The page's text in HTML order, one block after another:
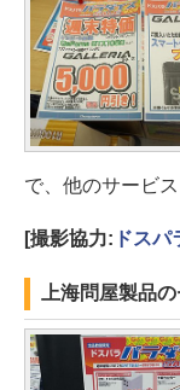
で、他のサービ
[撮影協力: ドス
上海問屋製品